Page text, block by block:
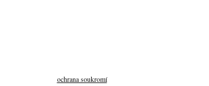
ochrana soukromí